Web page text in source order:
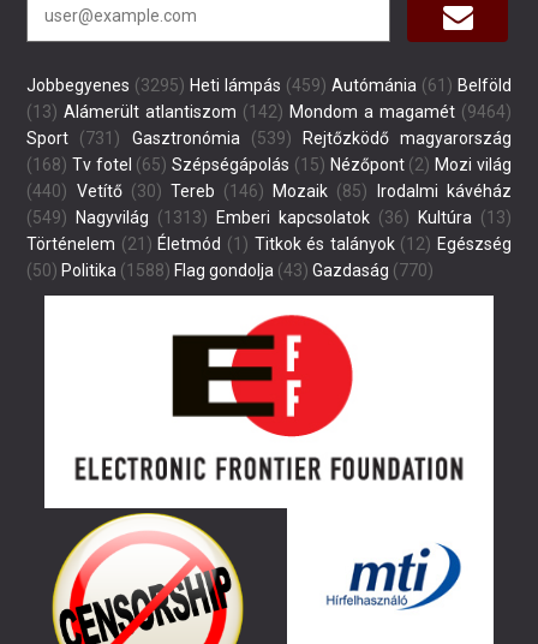
Jobbegyenes (3295) Heti lámpás (459) Autómánia (61) Belföld
(13) Alámerült atlantiszom (142) Mondom a magamét(9464)
Sport (731) Gasztronómia (539)
Rejtőzködő magyarország
(168) Tv fotel (65) Szépségápolás (15) Nézőpont(2) Mozi világ
(440) Vetítő(30) Tereb (146) Mozaik (85)
Irodalmi kávéház
(549)
Nagyvilág (1313) Emberi kapcsolatok(36) Kultúra (13)
Történelem (21) Életmód (1) Titkok és talányok(12) Egészség
(50) Politika (1588) Flag gondolja (43) Gazdaság (770)